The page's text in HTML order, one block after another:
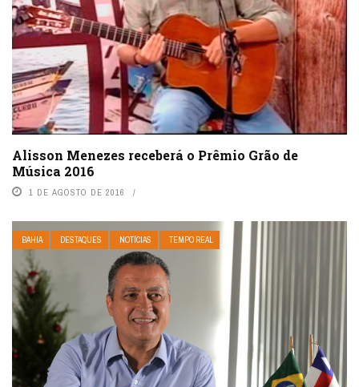
Alisson Menezes receberá o Prêmio Grão de
Música 2016
1 DE AGOSTO DE 2016
BAHIA DESTAQUES NOTÍCIAS TEMPO REAL